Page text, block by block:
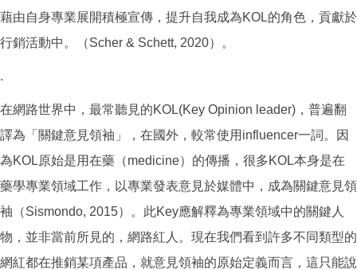
藉由自身專業展開積極宣傳，提升自我成為KOL的角色，貢獻於
行銷活動中。（Scher & Schett, 2020）。
.
在網路世界中，最常聽見的KOL(Key Opinion leader)，普遍翻
譯為「關鍵意見領袖」，在國外，較常使用influencer一詞。因
為KOL原始是用在藥（medicine）的傳播，很多KOL本身是在
藥學專業領域工作，以專業發表意見於媒體中，成為關鍵意見領
袖（Sismondo, 2015）。此Key應解釋為專業領域中的關鍵人
物，並非當前所見的，網路紅人。現在我們看到許多不同類型的
網紅都在推銷某項產品，就意見領袖的原始定義而言，這只能說